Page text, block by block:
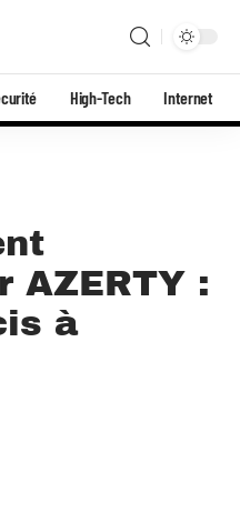
High-Tech Internet
AZERTY :
à